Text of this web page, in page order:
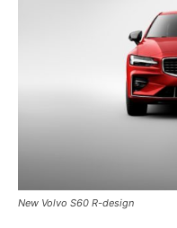
New Volvo S60 R-design